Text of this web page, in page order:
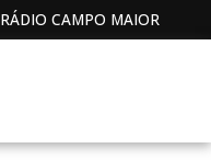
RÁDIO CAMPO MAIOR